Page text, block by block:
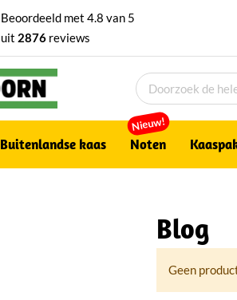
Beoordeeld met 4.8 van 5
uit 2876reviews
Buitenlandse kaas Noten
Nieuw!
Blog
Geen